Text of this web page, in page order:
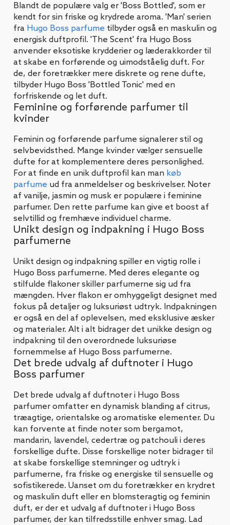
Blandt de populære valg er 'Boss Bottled', som er
kendt for sin friske og krydrede aroma. 'Man' serien
fra Hugo Boss parfume tilbyder også en maskulin og
energisk duftprofil. 'The Scent' fra Hugo Boss
anvender eksotiske krydderier og læderakkorder til
at skabe en forførende og uimodståelig duft. For
de, der foretrækker mere diskrete og rene dufte,
tilbyder Hugo Boss 'Bottled Tonic' med en
forfriskende og let duft.
Feminine og forførende parfumer til
kvinder
Feminin og forførende parfume signalerer stil og
selvbevidsthed. Mange kvinder vælger sensuelle
dufte for at komplementere deres personlighed.
For at finde en unik duftprofil kan man køb
parfume ud fra anmeldelser og beskrivelser. Noter
af vanilje, jasmin og musk er populære i feminine
parfumer. Den rette parfume kan give et boost af
selvtillid og fremhæve individuel charme.
Unikt design og indpakning i Hugo Boss
parfumerne
Unikt design og indpakning spiller en vigtig rolle i
Hugo Boss parfumerne. Med deres elegante og
stilfulde flakoner skiller parfumerne sig ud fra
mængden. Hver flakon er omhyggeligt designet med
fokus på detaljer og luksuriøst udtryk. Indpakningen
er også en del af oplevelsen, med eksklusive æsker
og materialer. Alt i alt bidrager det unikke design og
indpakning til den overordnede luksuriøse
fornemmelse af Hugo Boss parfumerne.
Det brede udvalg af duftnoter i Hugo
Boss parfumer
Det brede udvalg af duftnoter i Hugo Boss
parfumer omfatter en dynamisk blanding af citrus,
træagtige, orientalske og aromatiske elementer. Du
kan forvente at finde noter som bergamot,
mandarin, lavendel, cedertræ og patchouli i deres
forskellige dufte. Disse forskellige noter bidrager til
at skabe forskellige stemninger og udtryk i
parfumerne, fra friske og energiske til sensuelle og
sofistikerede. Uanset om du foretrækker en krydret
og maskulin duft eller en blomsteragtig og feminin
duft, er der et udvalg af duftnoter i Hugo Boss
parfumer, der kan tilfredsstille enhver smag. Lad